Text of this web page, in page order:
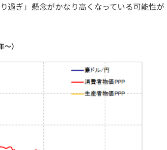
過ぎ」懸念がかなり高くなっている可能性が
）